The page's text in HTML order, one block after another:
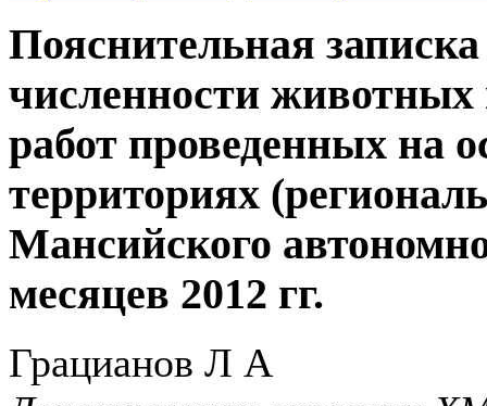
Пояснительная
численности
работ проведенных на
территориях
Мансийского
месяцев 2012 гг.
Грацианов Л А